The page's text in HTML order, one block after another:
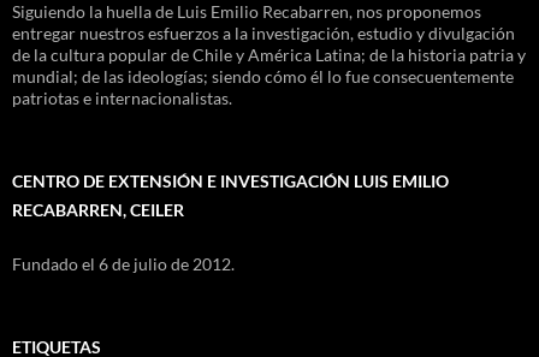
Siguiendo la huella de Luis Emilio Recabarren, nos proponemos
entregar nuestros esfuerzos a la investigación, estudio y divulgación
de la cultura popular de Chile y América Latina; de la historia patria y
mundial; de las ideologías; siendo cómo él lo fue consecuentemente
patriotas e internacionalistas.
CENTRO DE EXTENSIÓN E INVESTIGACIÓN LUIS EMILIO
RECABARREN, CEILER
Fundado el 6 de julio de 2012.
ETIQUETAS